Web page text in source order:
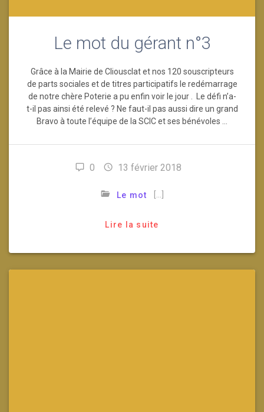
Le mot du gérant n°3
Grâce à la Mairie de Cliousclat et nos 120 souscripteurs
de parts sociales et de titres participatifs le redémarrage
de notre chère Poterie a pu enfin voir le jour . Le défi n’a-
t-il pas ainsi été relevé ? Ne faut-il pas aussi dire un grand
Bravo à toute l’équipe de la SCIC et ses bénévoles …
0 13 février 2018
Le mot
Lire la suite